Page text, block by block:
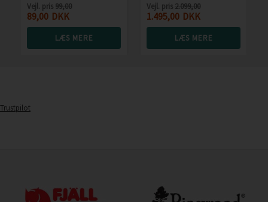
Vejl. pris 99,00
89,00 DKK
LÆS MERE
Vejl. pris 2.099,00
1.495,00 DKK
LÆS MERE
Trustpilot